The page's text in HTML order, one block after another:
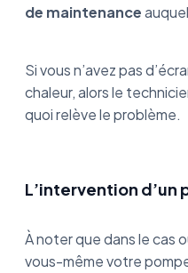
de maintenance
Si vous n’avez pas
chaleur, alors le
quoi relève le problème.
L’intervention
À noter que dans le cas
vous-même votre